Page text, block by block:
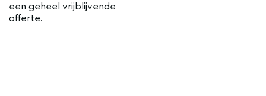
een geheel vrijblijvende
offerte.